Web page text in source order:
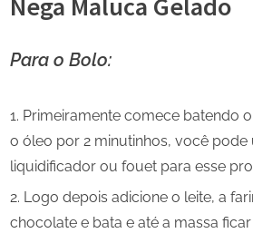
Para o Bolo:
Primeiramente comece batendo
o óleo por 2 minutinhos, você pode
liquidificador ou fouet para esse
Logo depois adicione o leite, a
chocolate e bata e até a massa